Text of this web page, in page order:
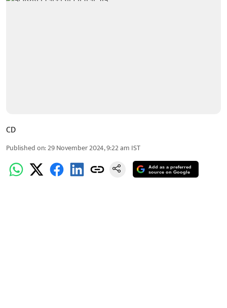
CD
Published on:29 November 2024, 9:22 am IST
Add as a preferred
source on Google